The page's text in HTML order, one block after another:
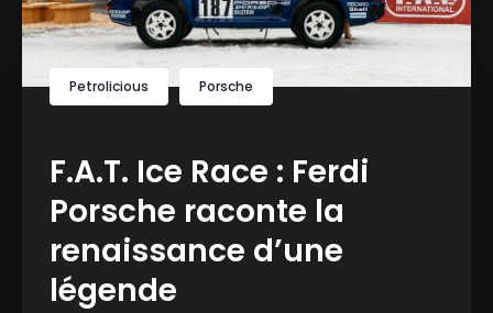
Petrolicious Porsche
F.A.T. Ice Race : Ferdi
Porsche raconte la
renaissance d’une
légende